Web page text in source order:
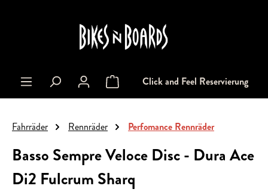
Warenkorb enthält 0 Positionen. Der
Click and Feel Reservierung
Fahrräder Rennräder Perfomance Rennräder
Basso Sempre Veloce Disc - Dura Ace
Di2 Fulcrum Sharq